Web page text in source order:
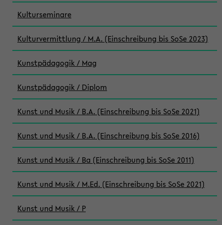
Kulturseminare
Kulturvermittlung / M.A. (Einschreibung bis SoSe 2023)
Kunstpädagogik / Mag
Kunstpädagogik / Diplom
Kunst und Musik / B.A. (Einschreibung bis SoSe 2021)
Kunst und Musik / B.A. (Einschreibung bis SoSe 2016)
Kunst und Musik / Ba (Einschreibung bis SoSe 2011)
Kunst und Musik / M.Ed. (Einschreibung bis SoSe 2021)
Kunst und Musik / P